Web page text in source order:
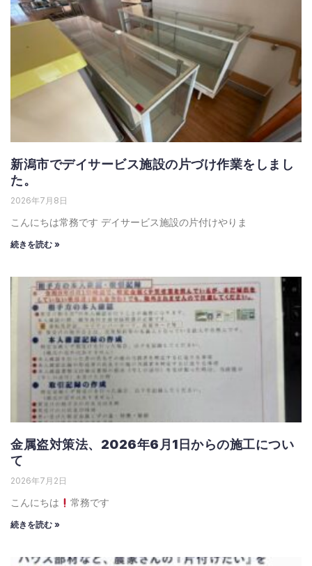
新潟市でデイサービス施設の片づけ作業をしまし
た。
2026年7月8日
こんにちは常務です デイサービス施設の片付けやりま
続きを読む »
金属盗対策法、2026年6月1日からの施工につい
て
2026年7月2日
こんにちは 常務です
続きを読む »